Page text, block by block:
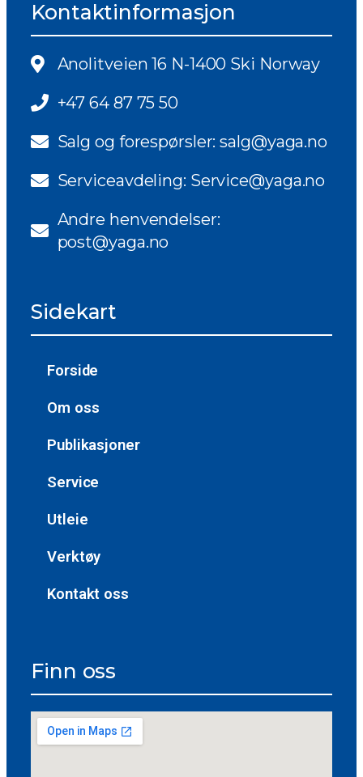
Kontaktinformasjon
Anolitveien 16 N-1400 Ski Norway
+47 64 87 75 50
Salg og forespørsler: salg@yaga.no
Serviceavdeling: Service@yaga.no
Andre henvendelser:
post@yaga.no
Sidekart
Forside
Om oss
Publikasjoner
Service
Utleie
Verktøy
Kontakt oss
Finn oss